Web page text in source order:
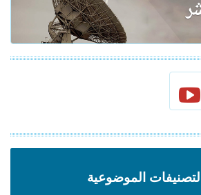
التصنيفات الموضوعية